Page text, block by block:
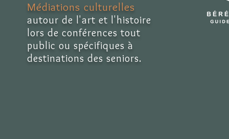
Médiations culturelles
autour de l'art et l'histoire
lors de conférences tout
public ou spécifiques à
destinations des seniors.